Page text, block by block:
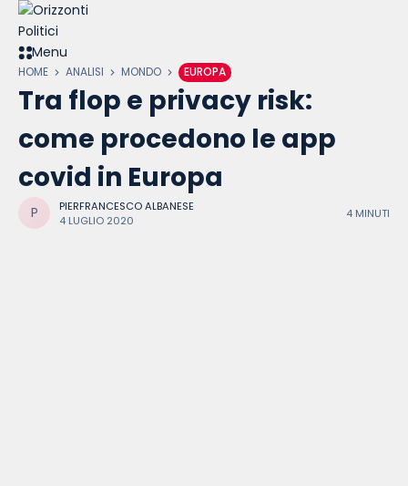
Skip
contentMenu
HOME ANALISI MONDO EUROPA
Tra flop e privacy risk:
come procedono le app
covid in Europa
PIERFRANCESCO ALBANESE
4 LUGLIO 2020
4 MINUTI